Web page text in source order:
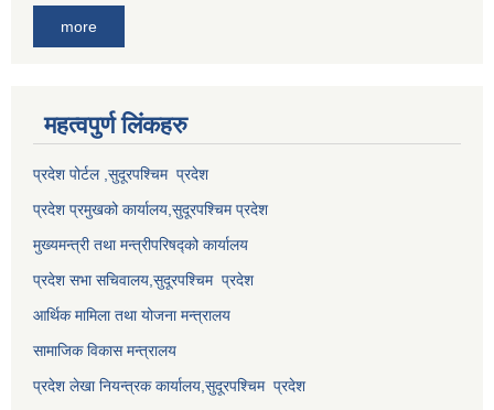
more
महत्वपुर्ण लि‌ंकहरु
प्रदेश पोर्टल ,सुदूरपश्चिम प्रदेश
प्रदेश प्रमुखको कार्यालय, सुदूरपश्चिमप्रदेश
मुख्यमन्त्री तथा मन्त्रीपरिषद्को कार्यालय
प्रदेश सभा सचिवालय, सुदूरपश्चिम प्रदेश
आर्थिक मामिला तथा योजना मन्त्रालय
सामाजिक विकास मन्त्रालय
प्रदेश लेखा नियन्त्रक कार्यालय, सुदूरपश्चिम प्रदेश